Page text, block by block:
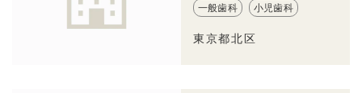
一般歯科 小児歯科
東京都北区